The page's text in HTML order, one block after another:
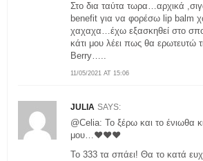
11/05/2021 AT 15:06
Στο δια ταύτα τωρα…αρχικά
benefit για να φορέσω lip balm
χαχαχα…έχω εξασκηθεί στο
κάτι μου λέει πως θα
Berry…..
JULIA SAYS:
@Celia: Το ξέρω και το ένιωθα
μου…❤️❤️❤️
Το 333 τα σπάει! Θα το κατά